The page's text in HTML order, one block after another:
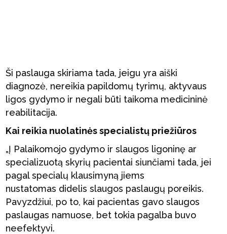
Ši paslauga skiriama tada, jeigu yra aiški
diagnozė, nereikia papildomų tyrimų, aktyvaus
ligos gydymo ir negali būti taikoma medicininė
reabilitacija.
Kai reikia nuolatinės specialistų priežiūros
„Į Palaikomojo gydymo ir slaugos ligoninę ar
specializuotą skyrių pacientai siunčiami tada, jei
pagal specialų klausimyną jiems
nustatomas didelis slaugos paslaugų poreikis.
Pavyzdžiui, po to, kai pacientas gavo slaugos
paslaugas namuose, bet tokia pagalba buvo
neefektyvi.